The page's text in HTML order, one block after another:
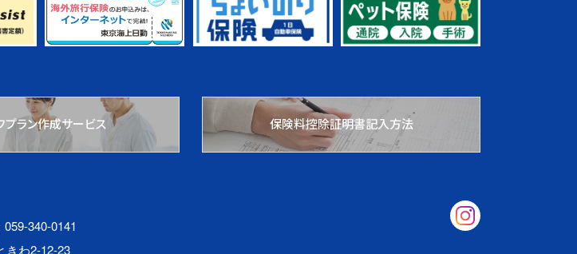
プラン作成サービス 保険料控除証明書記入方法
059-340-0141
きわ2-12-23